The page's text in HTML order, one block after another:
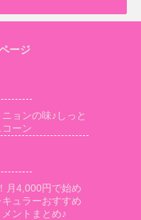
ージ
ニョンの味♪しっと
ーン
月4,000円で始め
ュラーおすすめ
ントまとめ♪